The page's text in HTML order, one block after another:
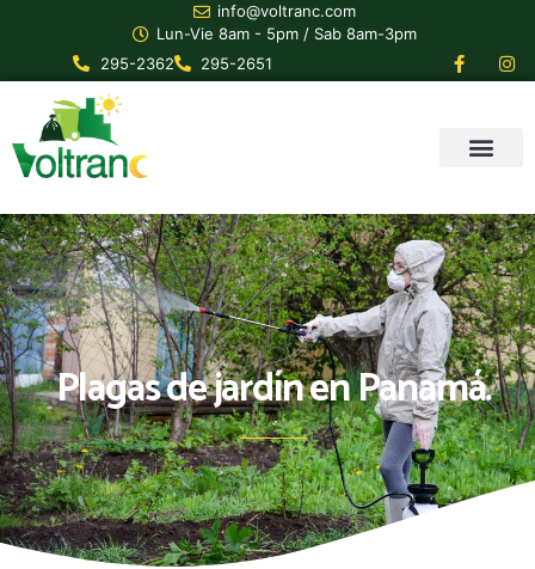
info@voltranc.com
Lun-Vie 8am - 5pm / Sab 8am-3pm
295-2362
295-2651
Plagas de jardín en Panamá.